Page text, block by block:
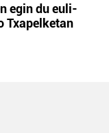
egin du euli-
Txapelketan